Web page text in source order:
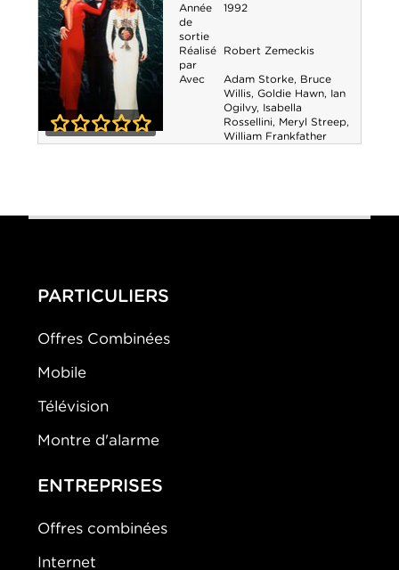
La Mort vous va
Année
de
sortie
1992
Réalisé
par
Robert Zemeckis
Avec Adam Storke, Bruce
Willis, Goldie Hawn, Ian
Ogilvy, Isabella
Rossellini, Meryl Streep,
William Frankfather
PARTICULIERS
Offres Combinées
Mobile
Télévision
Montre d'alarme
ENTREPRISES
Offres combinées
Internet